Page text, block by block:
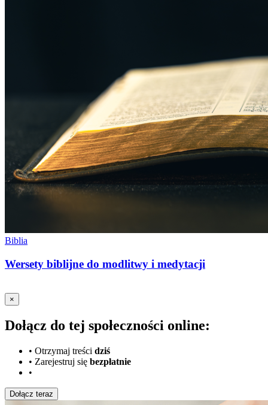
Biblia
Wersety biblijne do modlitwy i medytacji
×
Dołącz do tej społeczności online:
• Otrzymaj treści dziś
• Zarejestruj się bezpłatnie
•
Dołącz teraz